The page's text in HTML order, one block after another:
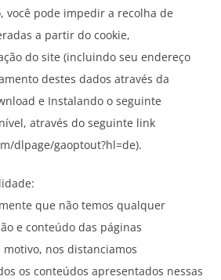
você pode impedir a recolha de
a partir do cookie,
do site (incluindo seu endereço
destes dados através da
e Instalando o seguinte
através do seguinte link
dlpage/gaoptout?hl=de).
que não temos qualquer
e conteúdo das páginas
nos distanciamos
os conteúdos apresentados nessas